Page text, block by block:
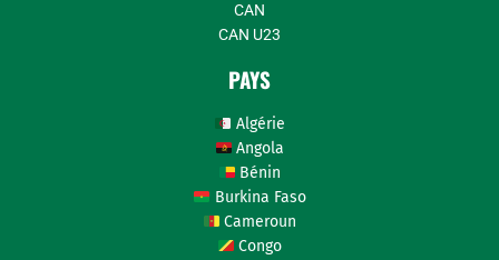
CAN
CAN U23
PAYS
Algérie
Angola
Bénin
Burkina Faso
Cameroun
Congo